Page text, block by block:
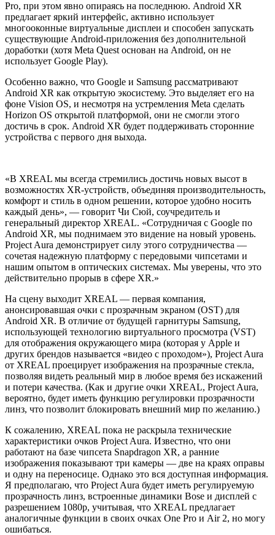
Pro, при этом явно опираясь на последнюю. Android XR
предлагает яркий интерфейс, активно использует
многооконные виртуальные дисплеи и способен запускать
существующие Android-приложения без дополнительной
доработки (хотя Meta Quest основан на Android, он не
использует Google Play).
Особенно важно, что Google и Samsung рассматривают
Android XR как открытую экосистему. Это выделяет его на
фоне Vision OS, и несмотря на устремления Meta сделать
Horizon OS открытой платформой, они не смогли этого
достичь в срок. Android XR будет поддерживать сторонние
устройства с первого дня выхода.
«В XREAL мы всегда стремились достичь новых высот в
возможностях XR-устройств, объединяя производительность,
комфорт и стиль в одном решении, которое удобно носить
каждый день», — говорит Чи Сюй, соучредитель и
генеральный директор XREAL. «Сотрудничая с Google по
Android XR, мы поднимаем это видение на новый уровень.
Project Aura демонстрирует силу этого сотрудничества —
сочетая надежную платформу с передовыми чипсетами и
нашим опытом в оптических системах. Мы уверены, что это
действительно прорыв в сфере XR.»
На сцену выходит XREAL — первая компания,
анонсировавшая очки с прозрачным экраном (OST) для
Android XR. В отличие от будущей гарнитуры Samsung,
использующей технологию виртуального просмотра (VST)
для отображения окружающего мира (которая у Apple и
других брендов называется «видео с проходом»), Project Aura
от XREAL проецирует изображения на прозрачные стекла,
позволяя видеть реальный мир в любое время без искажений
и потери качества. (Как и другие очки XREAL, Project Aura,
вероятно, будет иметь функцию регулировки прозрачности
линз, что позволит блокировать внешний мир по желанию.)
К сожалению, XREAL пока не раскрыла технические
характеристики очков Project Aura. Известно, что они
работают на базе чипсета Snapdragon XR, а ранние
изображения показывают три камеры — две на краях оправы
и одну на переносице. Однако это вся доступная информация.
Я предполагаю, что Project Aura будет иметь регулируемую
прозрачность линз, встроенные динамики Bose и дисплей с
разрешением 1080p, учитывая, что XREAL предлагает
аналогичные функции в своих очках One Pro и Air 2, но могу
ошибаться.